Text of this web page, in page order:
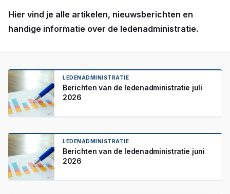
Hier vind je alle artikelen, nieuwsberichten en
handige informatie over de ledenadministratie.
LEDENADMINISTRATIE
Berichten van de ledenadministratie juli
2026
LEDENADMINISTRATIE
Berichten van de ledenadministratie juni
2026